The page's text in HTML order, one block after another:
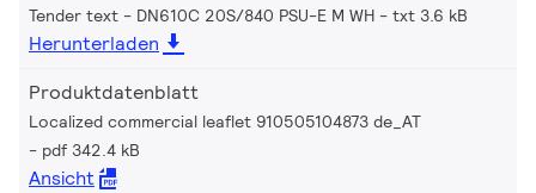
Tender text - DN610C 20S/840 PSU-E M WH txt 3.6 kB
Herunterladen
Produktdatenblatt
Localized commercial leaflet 910505104873 de_AT
pdf 342.4 kB
Ansicht